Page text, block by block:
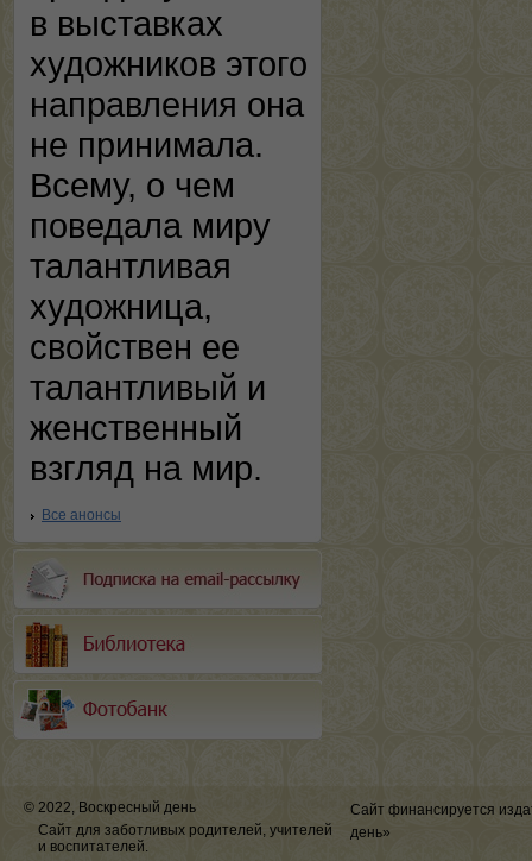
в выставках
художников этого
направления она
не принимала.
Всему, о чем
поведала миру
талантливая
художница,
свойствен ее
талантливый и
женственный
взгляд на мир.
Все анонсы
© 2022, Воскресный день
Сайт для заботливых родителей, учителей
и воспитателей.
Сайт финансируется
день»